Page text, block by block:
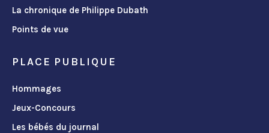
La chronique de Philippe Dubath
Points de vue
PLACE PUBLIQUE
Hommages
Jeux-Concours
Les bébés du journal